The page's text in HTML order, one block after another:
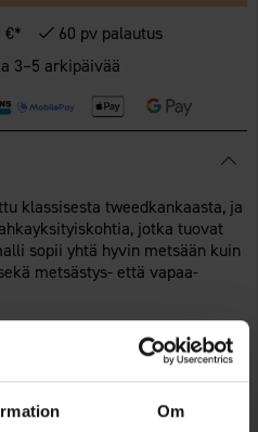
Om
€*
60 pv palautus
3–5 arkipäivää
klassisesta tweedkankaasta, ja
jotka tuovat
sopii yhtä hyvin metsään kuin
metsästys- että vapaa-